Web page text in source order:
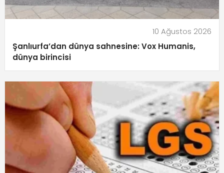
10 Ağustos 2026
Şanlıurfa’dan dünya sahnesine: Vox Humanis,
dünya birincisi